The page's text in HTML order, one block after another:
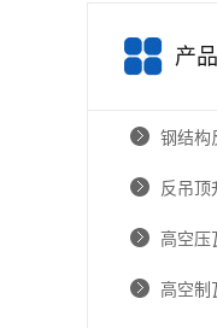
产
钢结构
反吊顶
高空压
高空制